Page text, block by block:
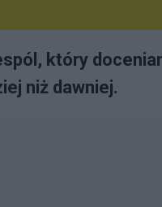
który
niż dawniej.